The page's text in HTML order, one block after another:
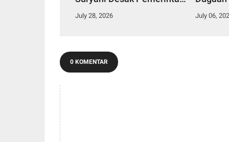
Daerah Perkuat Komitmen
July 28, 2026
Aliran
July 06,
0 KOMENTAR